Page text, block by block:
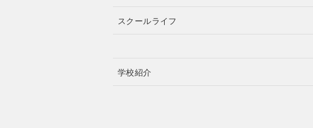
スクールライフ
学校紹介